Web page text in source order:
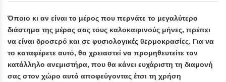
Όποιο κι αν είναι το μέρος που περνάτε το μεγαλύτερο
διάστημα της μέρας σας τους καλοκαιρινούς μήνες, πρέπει
να είναι δροσερό και σε φυσιολογικές θερμοκρασίες. Για να
το καταφέρετε αυτό, θα χρειαστεί να προμηθευτείτε τον
κατάλληλο ανεμιστήρα, που θα κάνει ευχάριστη τη διαμονή
σας στον χώρο αυτό αποφεύγοντας έτσι τη χρήση